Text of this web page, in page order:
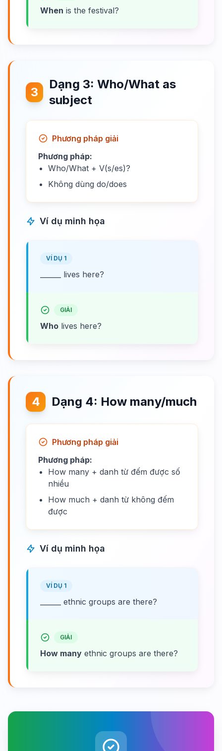
When is the festival?
3
Dạng 3: Who/What as
subject
Phương pháp giải
Phương pháp:
Who/What + V(s/es)?
Không dùng do/does
Ví dụ minh họa
VÍ DỤ 1
______ lives here?
GIẢI
Who lives here?
4 Dạng 4: How many/much
Phương pháp giải
Phương pháp:
How many + danh từ đếm được số
nhiều
How much + danh từ không đếm
được
Ví dụ minh họa
VÍ DỤ 1
______ ethnic groups are there?
GIẢI
How many ethnic groups are there?